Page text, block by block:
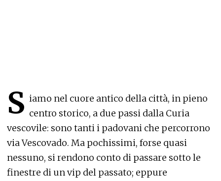
S iamo nel cuore antico della città, in pieno
centro storico, a due passi dalla Curia
vescovile: sono tanti i padovani che percorrono
via Vescovado. Ma pochissimi, forse quasi
nessuno, si rendono conto di passare sotto le
finestre di un vip del passato; eppure